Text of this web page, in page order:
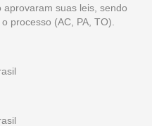
suas leis, sendo
processo (AC, PA, TO).